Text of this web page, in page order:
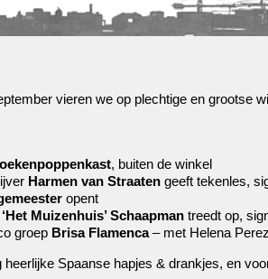
vieren we op plechtige en grootse
, buiten de winkel
Harmen van Straaten geeft tekenles,
opent
Muizenhuis’ Schaapman treedt op,
groep Brisa Flamenca– met Helena
heerlijke Spaanse hapjes & drankjes, en